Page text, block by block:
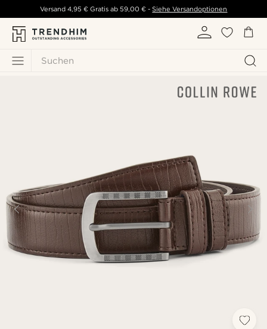
Suchen
Versand 4,95 € Gratis ab 59,00 € - Siehe Versandoptionen